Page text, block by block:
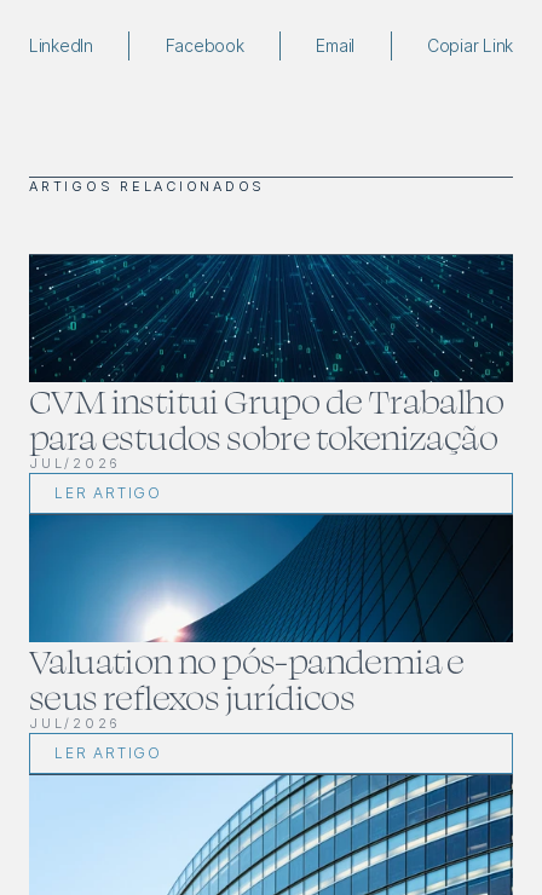
LinkedIn Facebook Email Copiar Link
ARTIGOS RELACIONADOS
CVM institui Grupo de Trabalho
para estudos sobre tokenização
JUL/2026
LER ARTIGO
Valuation no pós-pandemia e
seus reflexos jurídicos
JUL/2026
LER ARTIGO